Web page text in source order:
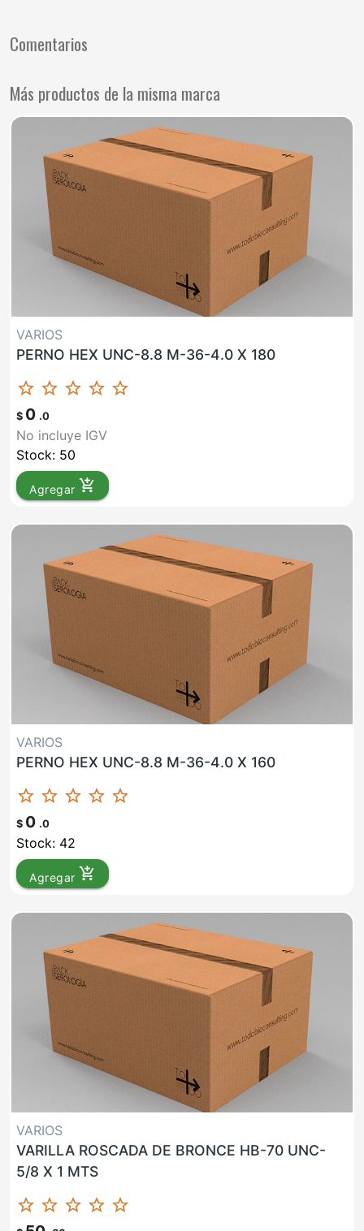
Comentarios
Más productos de la misma marca
VARIOS
PERNO HEX UNC-8.8 M-36-4.0 X 180
star_border star_border star_border star_border star_border
$ 0 .0
No incluye IGV
Stock: 50
Agregar add_shopping_cart
VARIOS
PERNO HEX UNC-8.8 M-36-4.0 X 160
star_border star_border star_border star_border star_border
$ 0 .0
Stock: 42
Agregar add_shopping_cart
VARIOS
VARILLA ROSCADA DE BRONCE HB-70 UNC-
5/8 X 1 MTS
star_border star_border star_border star_border star_border